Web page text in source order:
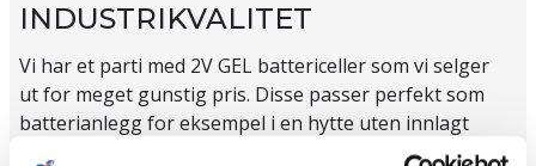
INDUSTRIKVALITET
Vi har et parti med 2V GEL battericeller som vi selger
ut for meget gunstig pris. Disse passer perfekt som
batterianlegg for eksempel i en hytte uten innlagt
strøm, der strømforsyning er solceller, vindturbin